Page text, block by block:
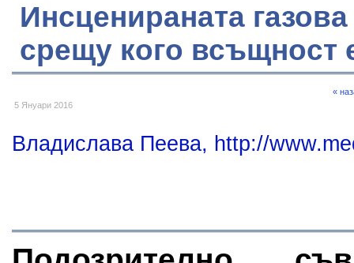
Инсценираната
срещу кого всъщност
5 Януари 2016
«
Владислава Пеева, http://